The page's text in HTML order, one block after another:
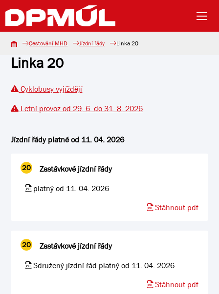
Cestování MHD Jízdní řády Linka 20
Linka 20
Cyklobusy vyjíždějí
Letní provoz od 29. 6. do 31. 8. 2026
Jízdní řády platné od 11. 04. 2026
20
Zastávkové jízdní řády
platný od 11. 04. 2026
Stáhnout pdf
20
Zastávkové jízdní řády
Sdružený jízdní řád platný od 11. 04. 2026
Stáhnout pdf